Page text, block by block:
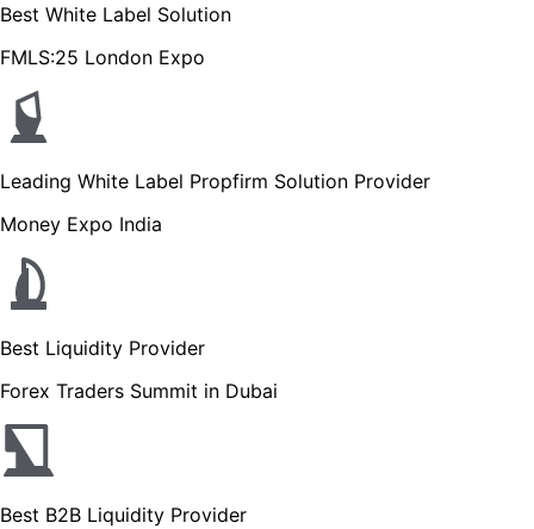
Best White Label Solution
FMLS:25 London Expo
Leading White Label Propfirm Solution Provider
Money Expo India
Best Liquidity Provider
Forex Traders Summit in Dubai
Best B2B Liquidity Provider